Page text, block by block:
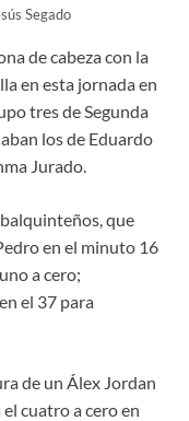
Segado
de cabeza con la
en esta jornada en
tres de Segunda
los de Eduardo
Jurado.
que
en el minuto 16
a cero;
el 37 para
de un Álex Jordan
cuatro a cero en